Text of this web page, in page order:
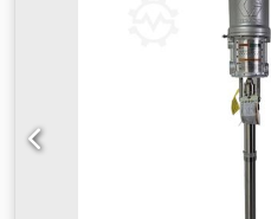
Crodpetuiqysfx Aqgof Mixer
height: 71 cm Pump hopper
worm pump): 165 cm
Working hose Air hose Spray
2L6 worm pump